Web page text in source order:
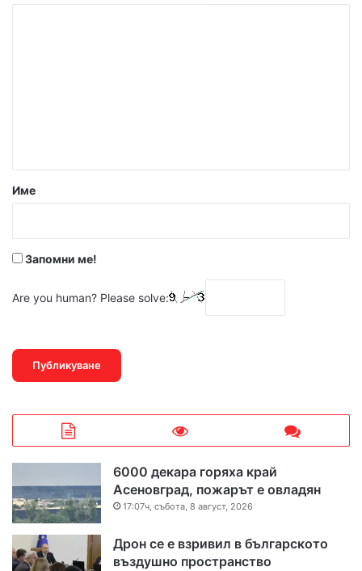
р
Име
Запомни ме!
Are you human? Please solve:
6000 декара горяха край
Асеновград, пожарът е овладян
17:07ч, събота, 8 август, 2026
Дрон се е взривил в българското
въздушно пространство